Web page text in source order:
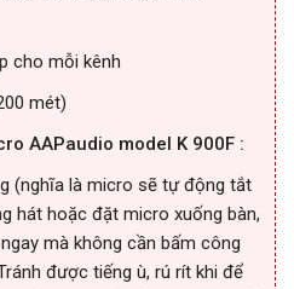
cho mỗi kênh
mét)
AAPaudio model K 900F :
(nghĩa là micro sẽ tự động tắt
hát hoặc đặt micro xuống bàn,
mà không cần bấm công
được tiếng ù, rú rít khi để